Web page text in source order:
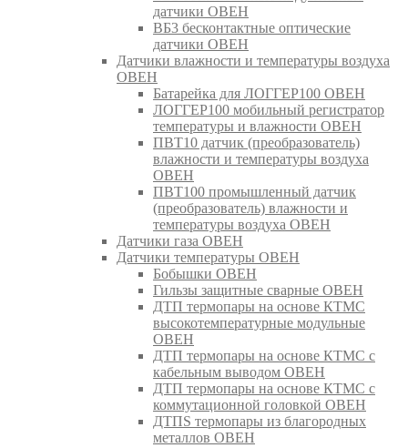
датчики ОВЕН
ВБ3 бесконтактные оптические
датчики ОВЕН
Датчики влажности и температуры воздуха
ОВЕН
Батарейка для ЛОГГЕР100 ОВЕН
ЛОГГЕР100 мобильный регистратор
температуры и влажности ОВЕН
ПВТ10 датчик (преобразователь)
влажности и температуры воздуха
ОВЕН
ПВТ100 промышленный датчик
(преобразователь) влажности и
температуры воздуха ОВЕН
Датчики газа ОВЕН
Датчики температуры ОВЕН
Бобышки ОВЕН
Гильзы защитные сварные ОВЕН
ДТП термопары на основе КТМС
высокотемпературные модульные
ОВЕН
ДТП термопары на основе КТМС с
кабельным выводом ОВЕН
ДТП термопары на основе КТМС с
коммутационной головкой ОВЕН
ДТПS термопары из благородных
металлов ОВЕН